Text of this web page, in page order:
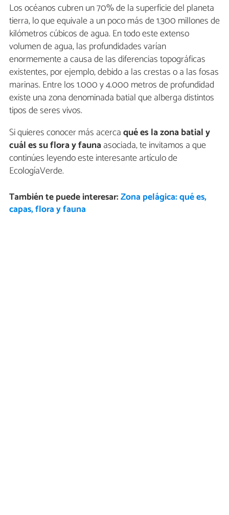
Los océanos cubren un 70% de la superficie del planeta
tierra, lo que equivale a un poco más de 1.300 millones de
kilómetros cúbicos de agua. En todo este extenso
volumen de agua, las profundidades varían
enormemente a causa de las diferencias topográficas
existentes, por ejemplo, debido a las crestas o a las fosas
marinas. Entre los 1.000 y 4.000 metros de profundidad
existe una zona denominada batial que alberga distintos
tipos de seres vivos.
Si quieres conocer más acercaqué es la zona batial y
cuál es su flora y faunaasociada, te invitamos a que
continúes leyendo este interesante artículo de
EcologíaVerde.
También te puede interesar:Zona pelágica: qué es,
capas, flora y fauna